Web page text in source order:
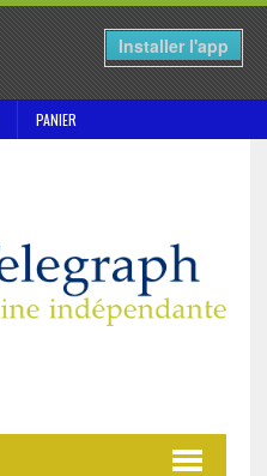
Installer l'app
PANIER